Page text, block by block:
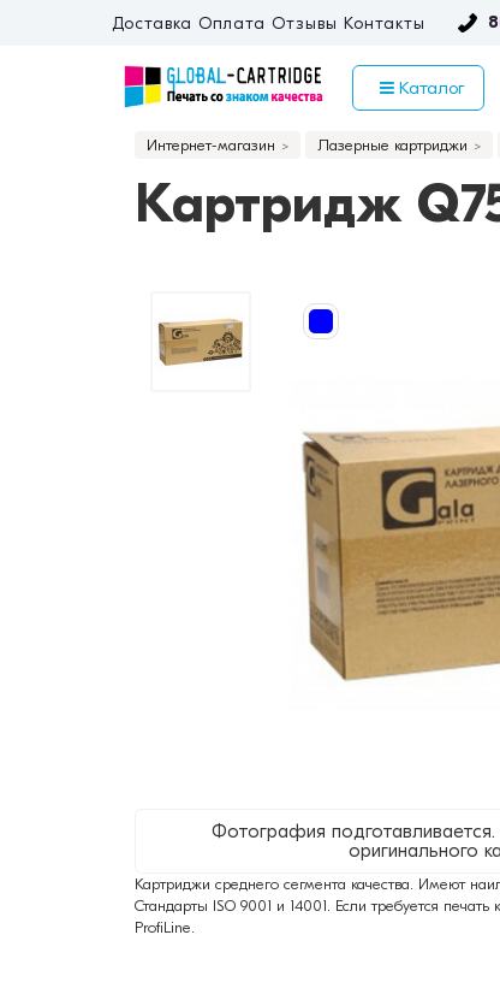
Доставка Оплата Отзывы Контакты
Каталог
Интернет-магазин Лазерные картриджи
Картридж
Фотография
оригинального
Картриджи среднего сегмента качества. Имеют
Стандарты ISO 9001 и 14001. Если требуется
ProfiLine.